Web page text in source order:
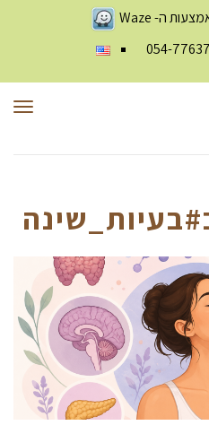
ה-Waze
054-
#בעיות_שינה